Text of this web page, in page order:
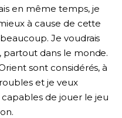
en même temps, je
à cause de cette
Je voudrais
partout dans le monde.
sont considérés, à
et je veux
de jouer le jeu